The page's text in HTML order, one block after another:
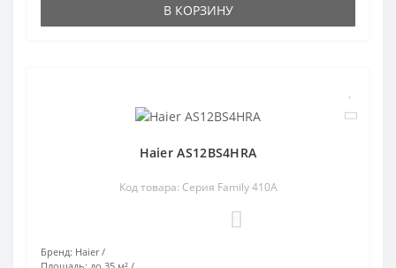
В КОРЗИНУ
Haier AS12BS4HRA
Код товара: Серия Family 410A
Бренд: Haier